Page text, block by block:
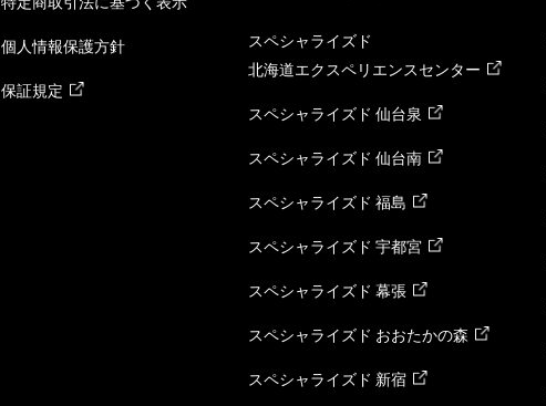
個人情報保護方針
保証規定
スペシャライズド
北海道エクスペリエンスセンター
スペシャライズド 仙台泉
スペシャライズド 仙台南
スペシャライズド 福島
スペシャライズド 宇都宮
スペシャライズド 幕張
スペシャライズド おおたかの森
スペシャライズド 新宿